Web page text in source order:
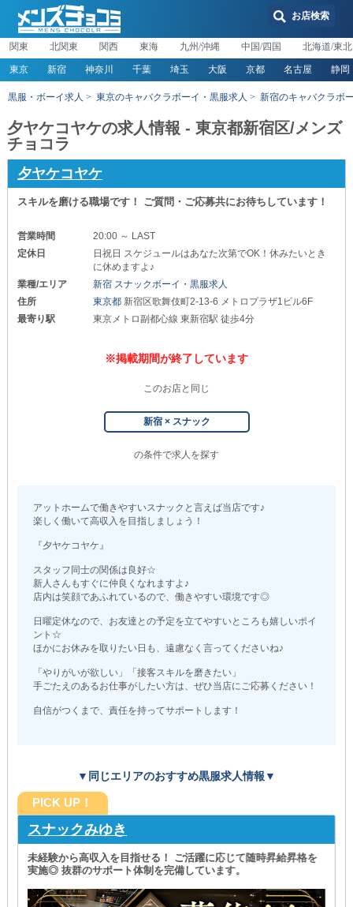
お店検索
関東 北関東 関西 東海 九州/沖縄 中国/四国 北海道/東北
東京 新宿 神奈川 千葉 埼玉 大阪 京都 名古屋 静岡
黒服・ボーイ求人 東京のキャバクラボーイ・黒服求人 新宿のキャバクラボ
夕ヤケコヤケの求人情報 - 東京都新宿区/メンズ
チョコラ
夕ヤケコヤケ
スキルを磨ける職場です！ ご質問・ご応募共にお待ちしています！
営業時間
20:00 ～ LAST
定休日
日祝日 スケジュールはあなた次第でOK！休みたいとき
に休めますよ♪
業種/エリア
新宿 スナックボーイ・黒服求人
住所
東京都 新宿区歌舞伎町2-13-6 メトロプラザ1ビル6F
最寄り駅
東京メトロ副都心線 東新宿駅 徒歩4分
※掲載期間が終了しています
このお店と同じ
新宿 × スナック
の条件で求人を探す
アットホームで働きやすいスナックと言えば当店です♪
楽しく働いて高収入を目指しましょう！
『夕ヤケコヤケ』
スタッフ同士の関係は良好☆
新人さんもすぐに仲良くなれますよ♪
店内は笑顔であふれているので、働きやすい環境です◎
日曜定休なので、お友達との予定を立てやすいところも嬉しいポイ
ント☆
ほかにお休みを取りたい日も、遠慮なく言ってくださいね♪
「やりがいが欲しい」「接客スキルを磨きたい」
手ごたえのあるお仕事がしたい方は、ぜひ当店にご応募ください！
自信がつくまで、責任を持ってサポートします！
▼同じエリアのおすすめ黒服求人情報▼
PICK UP！
スナックみゆき
未経験から高収入を目指せる！ ご活躍に応じて随時昇給昇格を
実施◎ 抜群のサポート体制を完備しています。